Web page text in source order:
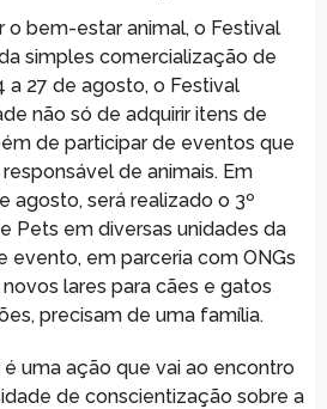
o bem-estar animal, o Festival
simples comercialização de
a 27 de agosto, o Festival
não só de adquirir itens de
de participar de eventos que
de animais. Em
agosto, será realizado o 3º
Pets em diversas unidades da
evento, em parceria com ONGs
lares para cães e gatos
precisam de uma família.
uma ação que vai ao encontro
de conscientização sobre a